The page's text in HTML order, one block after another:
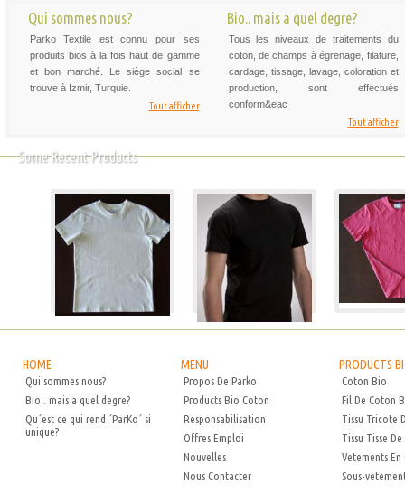
Qui sommes nous?
Parko Textile est connu pour ses
produits bios à la fois haut de gamme
et bon marché. Le siège social se
trouve à Izmir, Turquie.
Tout afficher
Bio.. mais a quel degre?
Tous les niveaux de traitements du
coton, de champs à égrenage, filature,
cardage, tissage, lavage, coloration et
production, sont effectués
conform&eac
Tout afficher
Some Recent Products
HOME
Qui sommes nous?
Bio.. mais a quel degre?
Qu´est ce qui rend ´ParKo´ si
unique?
MENU
Propos De Parko
Products Bio Coton
Responsabilisation
Offres Emploi
Nouvelles
Nous Contacter
PRODUCTS
Coton Bio
Fil De Coton
Tissu Tricote
Tissu Tisse
Vetements
Sous-